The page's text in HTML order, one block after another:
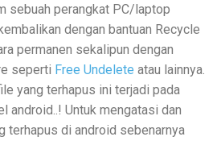
sebuah perangkat PC/laptop
dengan bantuan Recycle
permanen sekalipun dengan
seperti Free Undelete atau lainnya.
yang terhapus ini terjadi pada
android..! Untuk mengatasi dan
terhapus di android sebenarnya